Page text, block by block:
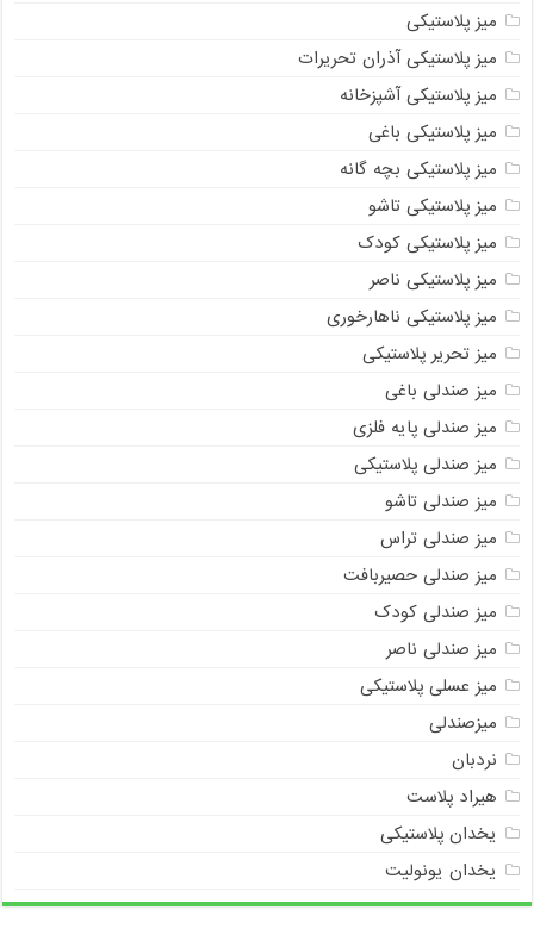
میز پلاستیکی
میز پلاستیکی آذران تحریرات
میز پلاستیکی آشپزخانه
میز پلاستیکی باغی
میز پلاستیکی بچه گانه
میز پلاستیکی تاشو
میز پلاستیکی کودک
میز پلاستیکی ناصر
میز پلاستیکی ناهارخوری
میز تحریر پلاستیکی
میز صندلی باغی
میز صندلی پایه فلزی
میز صندلی پلاستیکی
میز صندلی تاشو
میز صندلی تراس
میز صندلی حصیربافت
میز صندلی کودک
میز صندلی ناصر
میز عسلی پلاستیکی
میزصندلی
نردبان
هیراد پلاست
یخدان پلاستیکی
یخدان یونولیت